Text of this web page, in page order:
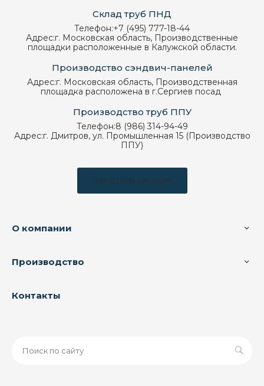
Склад труб ПНД
Телефон:+7 (495) 777-18-44
Адрес:г. Московская область, Производственные
площадки расположенные в Калужской области.
Производство сэндвич-панелей
Адрес:г. Московская область, Производственная
площадка расположена в г.Сергиев посад
Производство труб ППУ
Телефон:8 (986) 314-94-49
Адрес:г. Дмитров, ул. Промышленная 15 (Производство
ППУ)
Заказать звонок
О компании
Производство
Контакты